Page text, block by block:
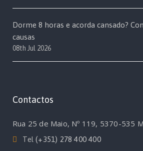
Dorme 8 horas e acorda cansado?
causas
08th Jul 2026
Contactos
Rua 25 de Maio, Nº 119, 5370-535
Tel(+351) 278 400 400